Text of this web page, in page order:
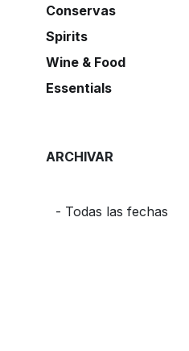
Conservas
Spirits
Wine & Food
Essentials
ARCHIVAR